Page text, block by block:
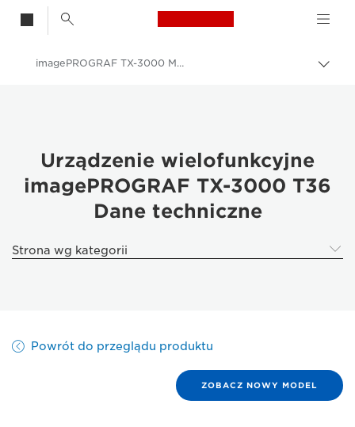
Canon Logo, back
Produkty dla biznesu
High-Quality Large Format Printers for CAD/GIS and Stunning Graphics
imagePROGRAF TX-3000 MFP T36: bardzo wydajne drukowanie
imagePROGRAF TX-3000 MFP T36
Urządzenie wielofunkcyjne
imagePROGRAF TX-3000 T36
Dane techniczne
Strona wg kategorii
Powrót do przeglądu produktu
ZOBACZ NOWY MODEL